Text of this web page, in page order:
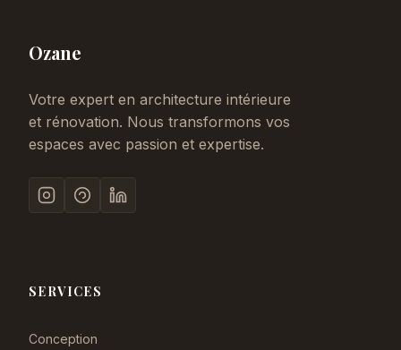
Ozane
Votre expert en architecture intérieure
et rénovation. Nous transformons vos
espaces avec passion et expertise.
SERVICES
Conception